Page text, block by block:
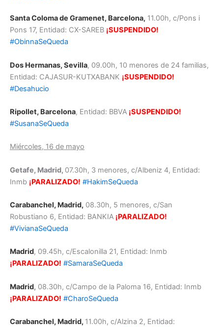
Santa Coloma de Gramenet, Barcelona, 11.00h, c/Pons i
Pons 17, Entidad: CX-SAREB ¡SUSPENDIDO!
#ObinnaSeQueda
Dos Hermanas, Sevilla, 09.00h, 10 menores de 24 familias,
Entidad: CAJASUR-KUTXABANK ¡SUSPENDIDO!
#Desahucio
Ripollet, Barcelona, Entidad: BBVA ¡SUSPENDIDO!
#SusanaSeQueda
Miércoles, 16 de mayo
Getafe, Madrid, 07.30h, 3 menores, c/Albeniz 4, Entidad:
Inmb ¡PARALIZADO! #HakimSeQueda
Carabanchel, Madrid, 08.30h, 5 menores, c/San
Robustiano 6, Entidad: BANKIA ¡PARALIZADO!
#VivianaSeQueda
Madrid, 09.45h, c/Escalonilla 21, Entidad: Inmb
¡PARALIZADO! #SamaraSeQueda
Madrid, 08.30h, c/Campo de la Paloma 16, Entidad: Inmb
¡PARALIZADO! #CharoSeQueda
Carabanchel, Madrid, 11.00h, c/Alzina 2, Entidad: